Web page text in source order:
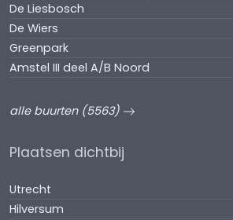
De Liesbosch
De Wiers
Greenpark
Amstel III deel A/B Noord
alle buurten (5563)
Plaatsen dichtbij
Utrecht
Hilversum